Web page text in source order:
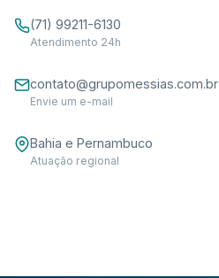
(71) 99211-6130
Atendimento 24h
contato@grupomessias.com.br
Envie um e-mail
Bahia e Pernambuco
Atuação regional